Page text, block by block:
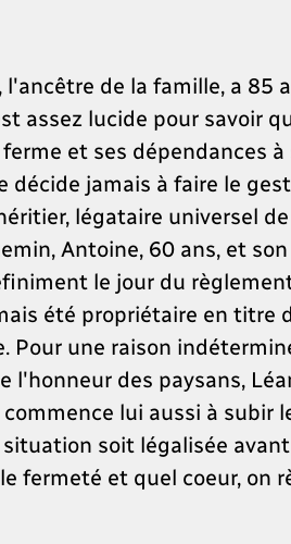
de la famille, a 85
assez lucide pour savoir
et ses dépendances
décide jamais à faire le
légataire universel
Antoine, 60 ans, et
le jour du
été propriétaire en
Pour une raison
l'honneur des paysans,
lui aussi à
soit légalisée
fermeté et quel coeur, on